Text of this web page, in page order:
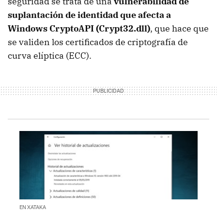
suplantación de identidad que afecta a
Windows CryptoAPI (Crypt32.dll), que hace que
se validen los certificados de criptografía de
curva elíptica (ECC).
EN XATAKA